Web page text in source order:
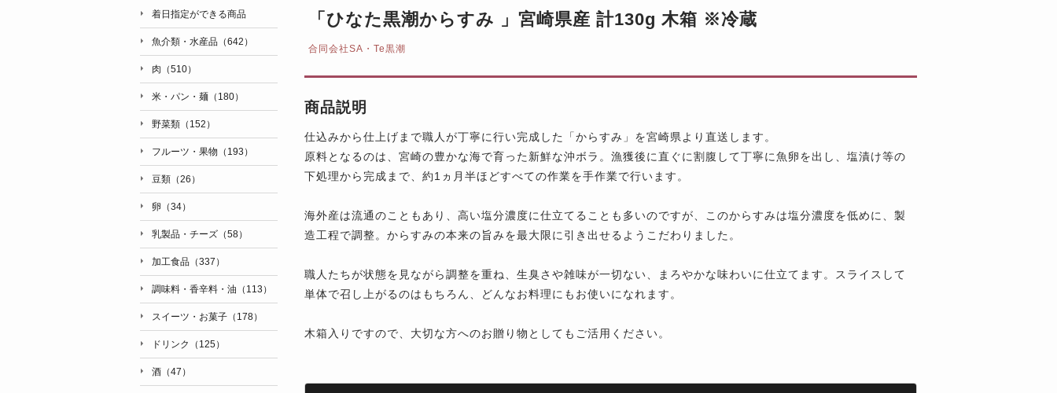
「ひなた黒潮からすみ 」宮崎県産 計130g 木箱 ※冷蔵
合同会社SA・Te黒潮
商品説明
仕込みから仕上げまで職人が丁寧に行い完成した「からすみ」を宮崎県より直送します。
原料となるのは、宮崎の豊かな海で育った新鮮な沖ボラ。漁獲後に直ぐに割腹して丁寧に魚卵を出し、塩漬け等の
下処理から完成まで、約1ヵ月半ほどすべての作業を手作業で行います。
海外産は流通のこともあり、高い塩分濃度に仕立てることも多いのですが、このからすみは塩分濃度を低めに、製
造工程で調整。からすみの本来の旨みを最大限に引き出せるようこだわりました。
職人たちが状態を見ながら調整を重ね、生臭さや雑味が一切ない、まろやかな味わいに仕立てます。スライスして
単体で召し上がるのはもちろん、どんなお料理にもお使いになれます。
木箱入りですので、大切な方へのお贈り物としてもご活用ください。
着日指定ができる商品
魚介類・水産品（642）
肉（510）
米・パン・麺（180）
野菜類（152）
フルーツ・果物（193）
豆類（26）
卵（34）
乳製品・チーズ（58）
加工食品（337）
調味料・香辛料・油（113）
スイーツ・お菓子（178）
ドリンク（125）
酒（47）